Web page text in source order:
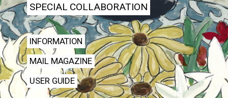
SPECIAL COLLABORATION
INFORMATION
MAIL MAGAZINE
USER GUIDE